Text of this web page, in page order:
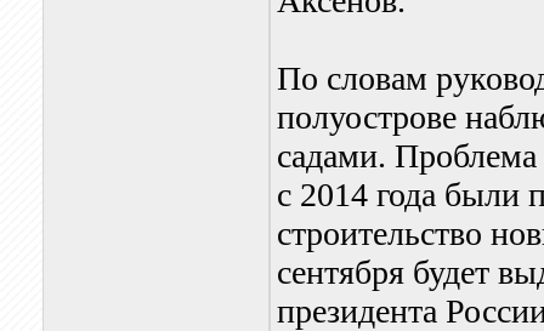
По словам
полуострове
садами. Проблема
с 2014 года были
строительство
сентября будет
президента